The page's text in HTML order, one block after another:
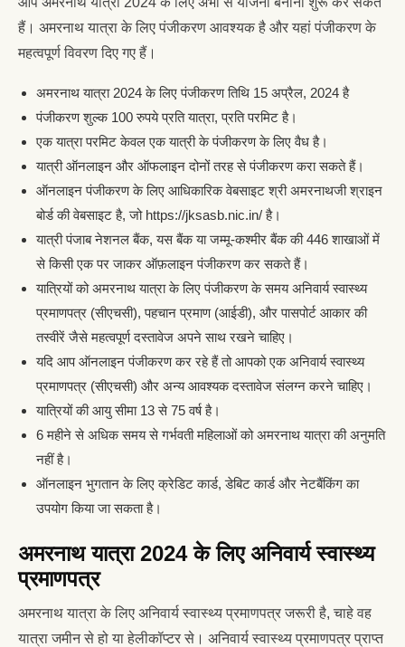
हैं। अमरनाथ यात्रा के लिए पंजीकरण आवश्यक है और यहां पंजीकरण के
महत्वपूर्ण विवरण दिए गए हैं।
अमरनाथ यात्रा 2024 के लिए पंजीकरण तिथि 15 अप्रैल, 2024 है
पंजीकरण शुल्क 100 रुपये प्रति यात्रा, प्रति परमिट है।
एक यात्रा परमिट केवल एक यात्री के पंजीकरण के लिए वैध है।
यात्री ऑनलाइन और ऑफलाइन दोनों तरह से पंजीकरण करा सकते हैं।
ऑनलाइन पंजीकरण के लिए आधिकारिक वेबसाइट श्री अमरनाथजी श्राइन
बोर्ड की वेबसाइट है, जो https://jksasb.nic.in/ है।
यात्री पंजाब नेशनल बैंक, यस बैंक या जम्मू-कश्मीर बैंक की 446 शाखाओं में
से किसी एक पर जाकर ऑफ़लाइन पंजीकरण कर सकते हैं।
यात्रियों को अमरनाथ यात्रा के लिए पंजीकरण के समय अनिवार्य स्वास्थ्य
प्रमाणपत्र (सीएचसी), पहचान प्रमाण (आईडी), और पासपोर्ट आकार की
तस्वीरें जैसे महत्वपूर्ण दस्तावेज अपने साथ रखने चाहिए।
यदि आप ऑनलाइन पंजीकरण कर रहे हैं तो आपको एक अनिवार्य स्वास्थ्य
प्रमाणपत्र (सीएचसी) और अन्य आवश्यक दस्तावेज संलग्न करने चाहिए।
यात्रियों की आयु सीमा 13 से 75 वर्ष है।
6 महीने से अधिक समय से गर्भवती महिलाओं को अमरनाथ यात्रा की अनुमति
नहीं है।
ऑनलाइन भुगतान के लिए क्रेडिट कार्ड, डेबिट कार्ड और नेटबैंकिंग का
उपयोग किया जा सकता है।
अमरनाथ यात्रा 2024 के लिए अनिवार्य स्वास्थ्य
प्रमाणपत्र
अमरनाथ यात्रा के लिए अनिवार्य स्वास्थ्य प्रमाणपत्र जरूरी है, चाहे वह
यात्रा जमीन से हो या हेलीकॉप्टर से। अनिवार्य स्वास्थ्य प्रमाणपत्र प्राप्त